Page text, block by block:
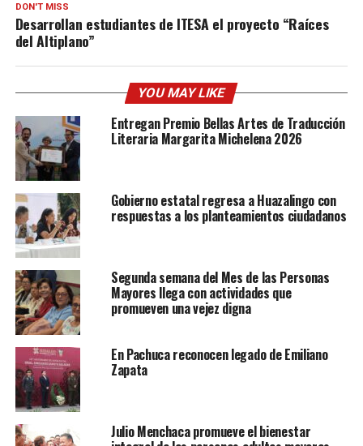
DON'T MISS
Desarrollan estudiantes de ITESA el proyecto “Raíces
del Altiplano”
YOU MAY LIKE
Entregan Premio Bellas Artes de Traducción
Literaria Margarita Michelena 2026
Gobierno estatal regresa a Huazalingo con
respuestas a los planteamientos ciudadanos
Segunda semana del Mes de las Personas
Mayores llega con actividades que
promueven una vejez digna
En Pachuca reconocen legado de Emiliano
Zapata
Julio Menchaca promueve el bienestar